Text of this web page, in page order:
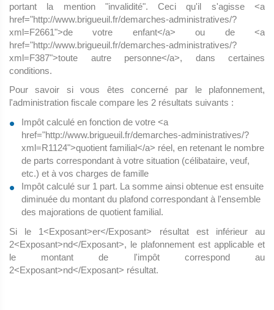
portant la mention "invalidité". Ceci qu'il s'agisse <a
href="http://www.brigueuil.fr/demarches-administratives/?
xml=F2661">de votre enfant</a> ou de <a
href="http://www.brigueuil.fr/demarches-administratives/?
xml=F387">toute autre personne</a>, dans certaines
conditions.
Pour savoir si vous êtes concerné par le plafonnement,
l'administration fiscale compare les 2 résultats suivants :
Impôt calculé en fonction de votre <a
href="http://www.brigueuil.fr/demarches-administratives/?
xml=R1124">quotient familial</a> réel, en retenant le nombre
de parts correspondant à votre situation (célibataire, veuf,
etc.) et à vos charges de famille
Impôt calculé sur 1 part. La somme ainsi obtenue est ensuite
diminuée du montant du plafond correspondant à l'ensemble
des majorations de quotient familial.
Si le 1<Exposant>er</Exposant> résultat est inférieur au
2<Exposant>nd</Exposant>, le plafonnement est applicable et
le montant de l'impôt correspond au
2<Exposant>nd</Exposant> résultat.